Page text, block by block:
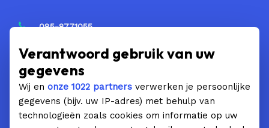
Verantwoord gebruik van uw
gegevens
Wij en onze 1022 partners verwerken je persoonlijke
gegevens (bijv. uw IP-adres) met behulp van
technologieën zoals cookies om informatie op uw
085-8771055
Neem contact op